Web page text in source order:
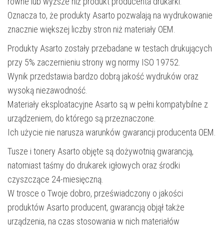
Oznacza to, że produkty Asarto pozwalają na wydrukowanie
znacznie większej liczby stron niż materiały OEM.
Produkty Asarto zostały przebadane w testach drukujących
przy 5% zaczernieniu strony wg normy ISO 19752.
Wynik przedstawia bardzo dobrą jakość wydruków oraz
wysoką niezawodność.
Materiały eksploatacyjne Asarto są w pełni kompatybilne z
urządzeniem, do którego są przeznaczone.
Ich użycie nie narusza warunków gwarancji producenta OEM.
Tusze i tonery Asarto objęte są dożywotnią gwarancją,
natomiast taśmy do drukarek igłowych oraz środki
czyszczące 24-miesięczną.
W trosce o Twoje dobro, przeświadczony o jakości
produktów Asarto producent, gwarancją objął także
urządzenia, na czas stosowania w nich materiałów